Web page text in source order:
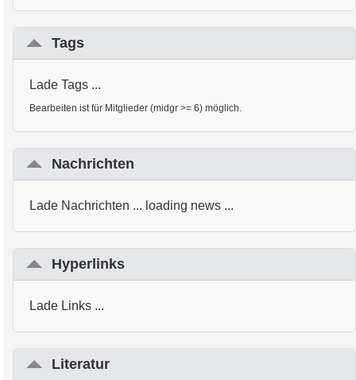
Tags
Lade Tags ...
Bearbeiten ist für Mitglieder (midgr >= 6) möglich.
Nachrichten
Lade Nachrichten ... loading news ...
Hyperlinks
Lade Links ...
Literatur